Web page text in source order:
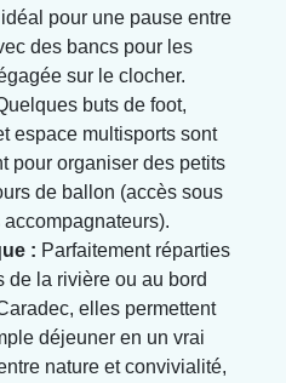
pour une pause entre
des bancs pour les
sur le clocher.
buts de foot,
espace multisports sont
pour organiser des petits
de ballon (accès sous
: Parfaitement réparties
de la rivière ou au bord
elles permettent
déjeuner en un vrai
nature et convivialité,